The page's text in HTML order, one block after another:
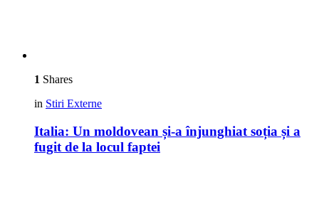
1 Shares
in Stiri Externe
Italia: Un moldovean și-a înjunghiat soția și a
fugit de la locul faptei